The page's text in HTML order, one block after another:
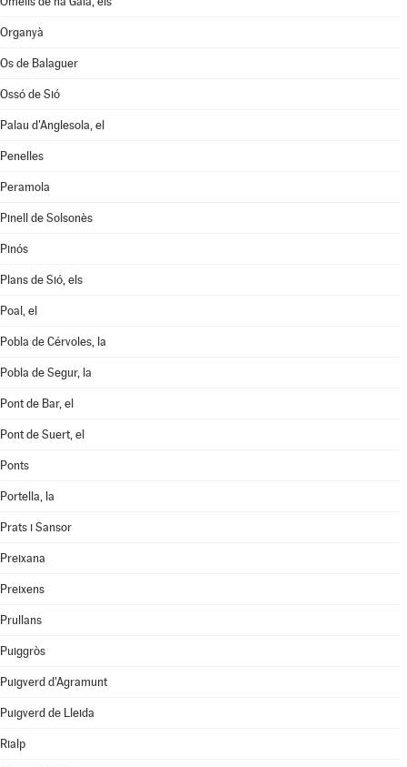
Organyà
Os de Balaguer
Ossó de Sió
Palau d'Anglesola, el
Penelles
Peramola
Pinell de Solsonès
Pinós
Plans de Sió, els
Poal, el
Pobla de Cérvoles, la
Pobla de Segur, la
Pont de Bar, el
Pont de Suert, el
Ponts
Portella, la
Prats i Sansor
Preixana
Preixens
Prullans
Puiggròs
Puigverd d'Agramunt
Puigverd de Lleida
Rialp